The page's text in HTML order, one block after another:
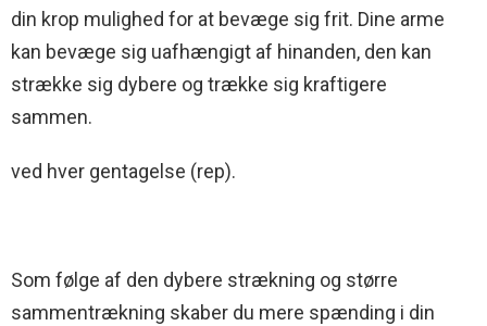
din krop mulighed for at bevæge sig frit. Dine arme
kan bevæge sig uafhængigt af hinanden, den kan
strække sig dybere og trække sig kraftigere
sammen.
ved hver gentagelse (rep).
Som følge af den dybere strækning og større
sammentrækning skaber du mere spænding i din